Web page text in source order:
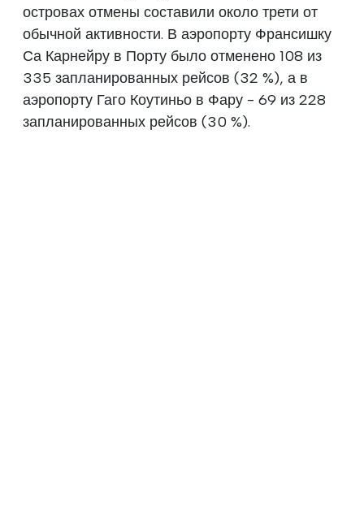
островах отмены составили около трети от
обычной активности. В аэропорту Франсишку
Са Карнейру в Порту было отменено 108 из
335 запланированных рейсов (32 %), а в
аэропорту Гаго Коутиньо в Фару - 69 из 228
запланированных рейсов (30 %).